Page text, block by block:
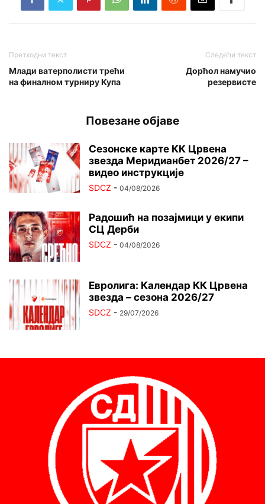
Претходни текст
Млади ватерполисти трећи
на финалном турниру Купа
Следећи текст
Дорћол намучио
резервисте
Повезане објаве
Сезонске карте КК Црвена
звезда Меридианбет 2026/27 –
видео инструкције
SDCZ - 04/08/2026
Радошић на позајмици у екипи
СЦ Дерби
SDCZ - 04/08/2026
Евролига: Календар КК Црвена
звезда – сезона 2026/27
SDCZ - 29/07/2026